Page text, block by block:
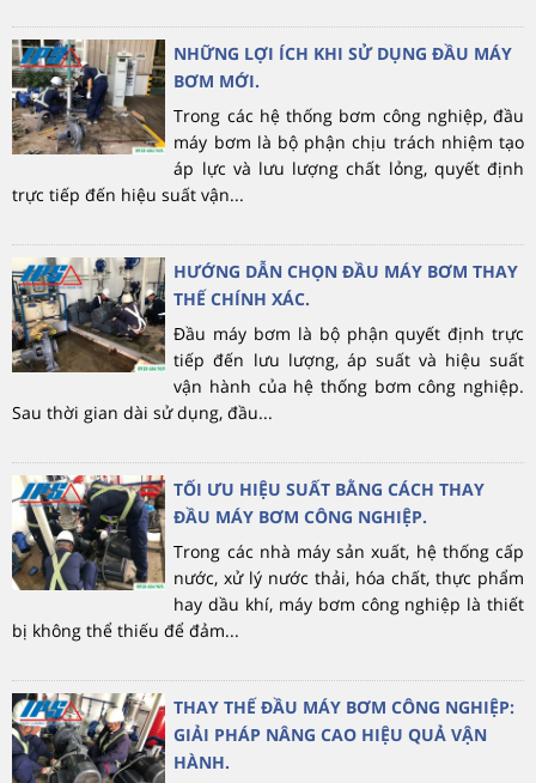
NHỮNG LỢI ÍCH KHI SỬ DỤNG ĐẦU MÁY
BƠM MỚI.
Trong các hệ thống bơm công nghiệp, đầu
máy bơm là bộ phận chịu trách nhiệm tạo
áp lực và lưu lượng chất lỏng, quyết định
trực tiếp đến hiệu suất vận...
HƯỚNG DẪN CHỌN ĐẦU MÁY BƠM THAY
THẾ CHÍNH XÁC.
Đầu máy bơm là bộ phận quyết định trực
tiếp đến lưu lượng, áp suất và hiệu suất
vận hành của hệ thống bơm công nghiệp.
Sau thời gian dài sử dụng, đầu...
TỐI ƯU HIỆU SUẤT BẰNG CÁCH THAY
ĐẦU MÁY BƠM CÔNG NGHIỆP.
Trong các nhà máy sản xuất, hệ thống cấp
nước, xử lý nước thải, hóa chất, thực phẩm
hay dầu khí, máy bơm công nghiệp là thiết
bị không thể thiếu để đảm...
THAY THẾ ĐẦU MÁY BƠM CÔNG NGHIỆP:
GIẢI PHÁP NÂNG CAO HIỆU QUẢ VẬN
HÀNH.